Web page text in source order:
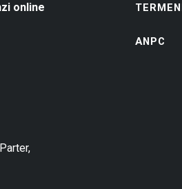
online
ANPC